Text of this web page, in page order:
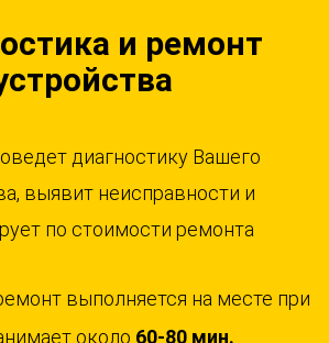
и ремонт
диагностику Вашего
выявит неисправности и
по стоимости ремонта
выполняется на месте при
около 60-80 мин.